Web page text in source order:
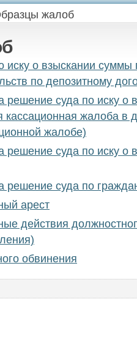
жалоб
иску о взыскании суммы
по депозитному
решение суда по иску о
кассационная жалоба в
жалобе)
решение суда по иску о
решение суда по
арест
действия
обвинения